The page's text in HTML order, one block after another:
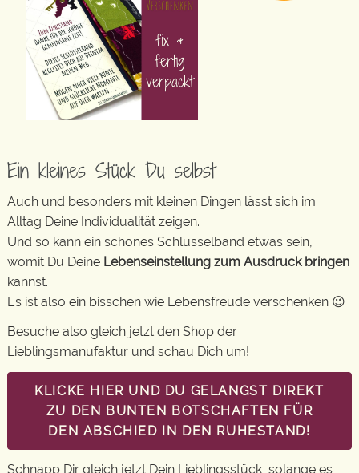
Ein kleines Stück Du selbst
Auch und besonders mit kleinen Dingen lässt sich im
Alltag Deine Individualität zeigen.
Und so kann ein schönes Schlüsselband etwas sein,
womit Du Deine Lebenseinstellung zum Ausdruck bringen
kannst.
Es ist also ein bisschen wie Lebensfreude verschenken 😉
Besuche also gleich jetzt den Shop der
Lieblingsmanufaktur und schau Dich um!
KLICKE HIER UND DU GELANGST DIREKT
ZU DEN BUNTEN BOTSCHAFTEN FÜR
DEN ABSCHIED IN DEN RUHESTAND!
Schnapp Dir gleich jetzt Dein Lieblingsstück, solange es